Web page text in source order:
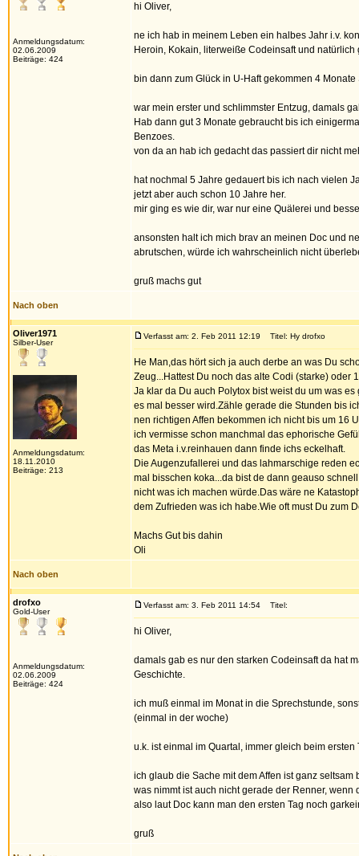
Anmeldungsdatum:
02.06.2009
Beiträge: 424
hi Oliver,
ne ich hab in meinem Leben ein halbes Jahr i.v.
Heroin, Kokain, literweiße Codeinsaft und natürlich
bin dann zum Glück in U-Haft gekommen 4
war mein erster und schlimmster Entzug, damals
Hab dann gut 3 Monate gebraucht bis ich
Benzoes.
von da an hab ich gedacht das passiert dir nicht
hat nochmal 5 Jahre gedauert bis ich nach vielen
jetzt aber auch schon 10 Jahre her.
mir ging es wie dir, war nur eine Quälerei und
ansonsten halt ich mich brav an meinen Doc und
abrutschen, würde ich wahrscheinlich nicht
gruß machs gut
Nach oben
Oliver1971
Silber-User
Anmeldungsdatum:
18.11.2010
Beiträge: 213
Verfasst am: 2. Feb 2011 12:19 Titel: Hy drofxo
He Man,das hört sich ja auch derbe an was Du
Zeug...Hattest Du noch das alte Codi (starke) oder
Ja klar da Du auch Polytox bist weist du um was
es mal besser wird.Zähle gerade die Stunden bis
nen richtigen Affen bekommen ich nicht bis um 16
ich vermisse schon manchmal das ephorische
das Meta i.v.reinhauen dann finde ichs eckelhaft.
Die Augenzufallerei und das lahmarschige reden
mal bisschen koka...da bist de dann geauso
nicht was ich machen würde.Das wäre ne
dem Zufrieden was ich habe.Wie oft must Du zum
Machs Gut bis dahin
Oli
Nach oben
drofxo
Gold-User
Anmeldungsdatum:
02.06.2009
Beiträge: 424
Verfasst am: 3. Feb 2011 14:54 Titel:
hi Oliver,
damals gab es nur den starken Codeinsaft da hat
Geschichte.
ich muß einmal im Monat in die Sprechstunde,
(einmal in der woche)
u.k. ist einmal im Quartal, immer gleich beim
ich glaub die Sache mit dem Affen ist ganz
was nimmt ist auch nicht gerade der Renner, wenn
also laut Doc kann man den ersten Tag noch
gruß